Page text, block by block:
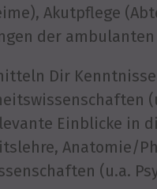
Akutpflege
der ambulanten
Dir
Einblicke in
Anatomie/
(u.a.